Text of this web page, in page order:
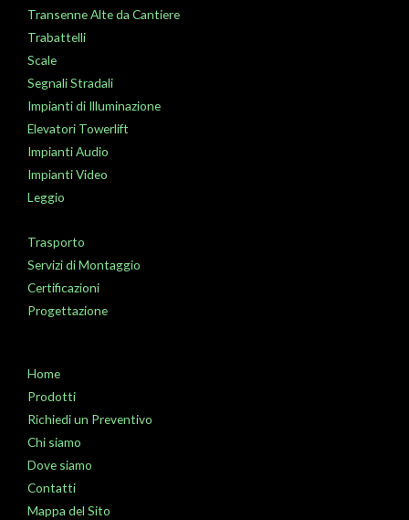
Transenne Alte da Cantiere
Trabattelli
Scale
Segnali Stradali
Impianti di Illuminazione
Elevatori Towerlift
Impianti Audio
Impianti Video
Leggio
Trasporto
Servizi di Montaggio
Certificazioni
Progettazione
Home
Prodotti
Richiedi un Preventivo
Chi siamo
Dove siamo
Contatti
Mappa del Sito